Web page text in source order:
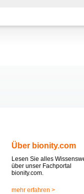
Über bionity.com
Lesen Sie alles
über unser Fachportal
bionity.com.
mehr erfahren >